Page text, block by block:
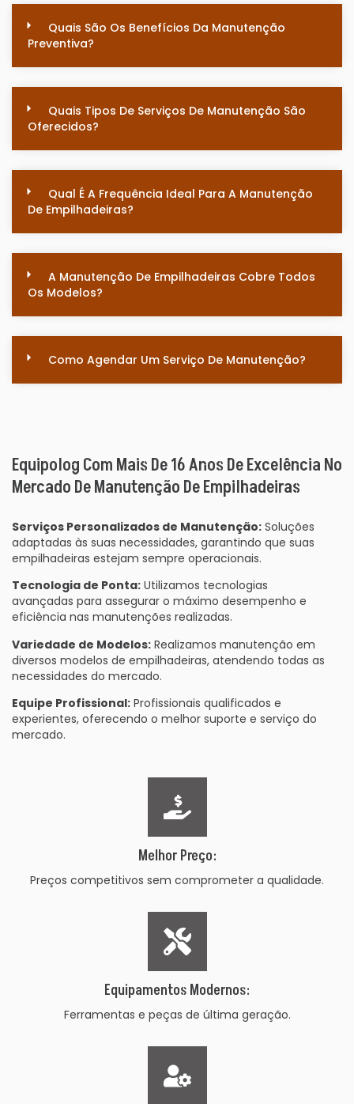
Quais São Os Benefícios Da Manutenção
Preventiva?
Quais Tipos De Serviços De Manutenção São
Oferecidos?
Qual É A Frequência Ideal Para A Manutenção
De Empilhadeiras?
A Manutenção De Empilhadeiras Cobre Todos
Os Modelos?
Como Agendar Um Serviço De Manutenção?
Equipolog Com Mais De 16 Anos De Excelência No
Mercado De Manutenção De Empilhadeiras
Serviços Personalizados de Manutenção: Soluções
adaptadas às suas necessidades, garantindo que suas
empilhadeiras estejam sempre operacionais.
Tecnologia de Ponta: Utilizamos tecnologias
avançadas para assegurar o máximo desempenho e
eficiência nas manutenções realizadas.
Variedade de Modelos: Realizamos manutenção em
diversos modelos de empilhadeiras, atendendo todas as
necessidades do mercado.
Equipe Profissional: Profissionais qualificados e
experientes, oferecendo o melhor suporte e serviço do
mercado.
Melhor Preço:
Preços competitivos sem comprometer a qualidade.
Equipamentos Modernos:
Ferramentas e peças de última geração.